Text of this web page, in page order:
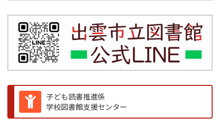
子ども読書推進係
学校図書館支援センター